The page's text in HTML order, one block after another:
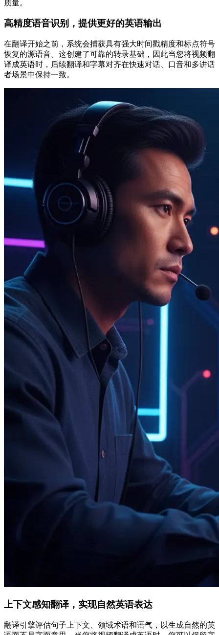
质量。
高精度语音识别，提供更好的英语输出
在翻译开始之前，系统会捕获具有强大时间戳精度和标点符号
恢复的源语音。这创建了可靠的转录基础，因此当您将视频翻
译成英语时，后续翻译和字幕对齐在快速对话、口音和多讲话
者场景中保持一致。
上下文感知翻译，实现自然英语表达
翻译引擎评估句子上下文、领域术语和语气，以生成自然的英